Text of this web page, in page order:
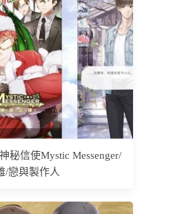
秘信使Mystic Messenger/
/戀與製作人